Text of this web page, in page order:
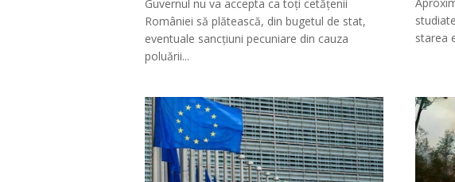
Guvernul nu va accepta ca toți cetățenii
României să plătească, din bugetul de stat,
eventuale sancțiuni pecuniare din cauza
poluării...
starea